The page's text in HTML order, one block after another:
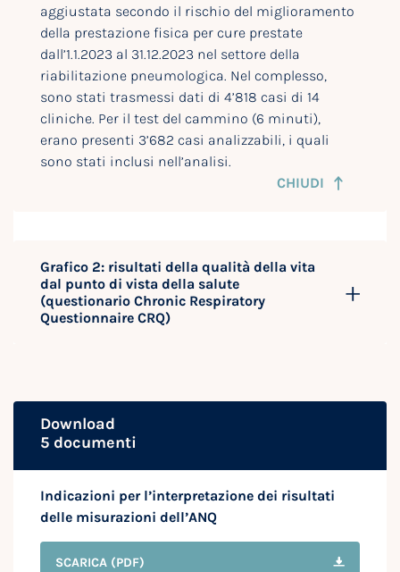
aggiustata secondo il rischio del miglioramento
della prestazione fisica per cure prestate
dall’1.1.2023 al 31.12.2023 nel settore della
riabilitazione pneumologica. Nel complesso,
sono stati trasmessi dati di 4’818 casi di 14
cliniche. Per il test del cammino (6 minuti),
erano presenti 3’682 casi analizzabili, i quali
sono stati inclusi nell’analisi.
CHIUDI
Grafico 2: risultati della qualità della vita
dal punto di vista della salute
(questionario Chronic Respiratory
Questionnaire CRQ)
Download
5 documenti
Indicazioni per l’interpretazione dei risultati
delle misurazioni dell’ANQ
SCARICA (PDF)